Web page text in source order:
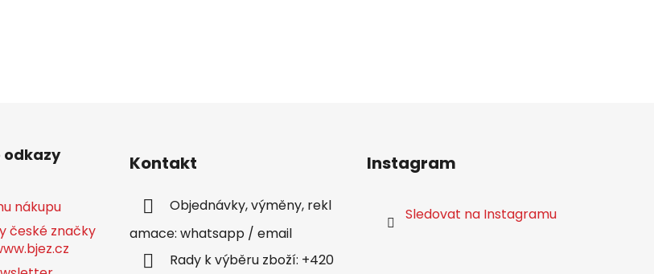
odkazy
nákupu
české značky
Kontakt
Objednávky, výměny, rekl
amace: whatsapp / email
Rady k výběru zboží: +420
Instagram
Sledovat na Instagramu